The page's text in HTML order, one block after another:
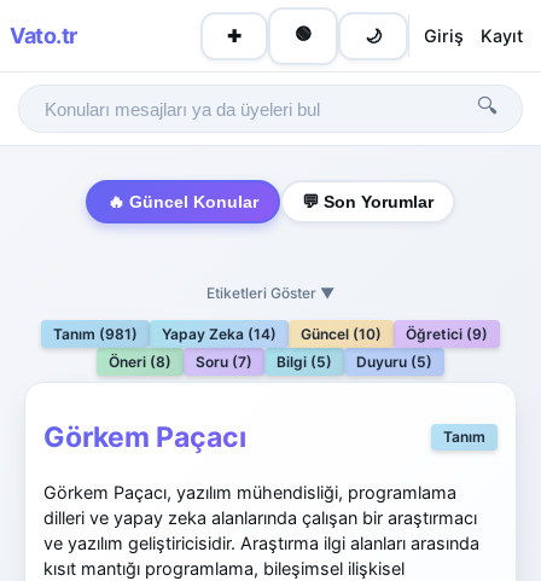
Vato.tr ✚ 🟢 🌙 Giriş Kayıt
🔍
🔥 Güncel Konular 💬 Son Yorumlar
Etiketleri Göster ▼
Tanım (981) Yapay Zeka (14) Güncel (10)
Öğretici (9)
Öneri (8)
Soru (7) Bilgi (5) Duyuru (5)
Görkem Paçacı Tanım
Görkem Paçacı, yazılım mühendisliği, programlama
dilleri ve yapay zeka alanlarında çalışan bir araştırmacı
ve yazılım geliştiricisidir. Araştırma ilgi alanları arasında
kısıt mantığı programlama, bileşimsel ilişkisel